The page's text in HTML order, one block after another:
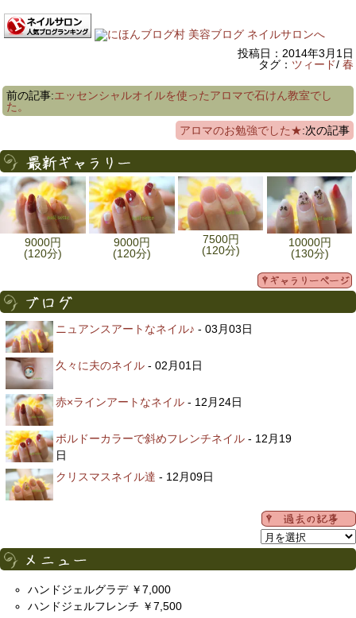
投稿日：2014年3月1日
タグ： ツィード/ 春
前の記事:エッセンシャルオイルを使ったアロマで石けん教室でし
た。
アロマのお勉強でした★:次の記事
9000円
(120分)
9000円
(120分)
7500円
(120分)
10000円
(130分)
ニュアンスアートなネイル♪ - 03月03日
久々に夫のネイル - 02月01日
赤×ラインアートなネイル - 12月24日
ボルドーカラーで斜めフレンチネイル - 12月19
日
クリスマスネイル達 - 12月09日
ハンドジェルグラデ ￥7,000
ハンドジェルフレンチ ￥7,500